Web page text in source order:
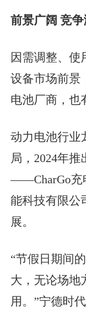
前景广阔 竞争
因需调整、使
设备市场前景
电池厂商，也
动力电池行业
局，2024年
——CharGo充
能科技有限公
展。
“节假日期间
大，无论场地
用。”宁德时